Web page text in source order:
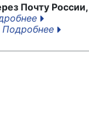
Почту
Подробнее